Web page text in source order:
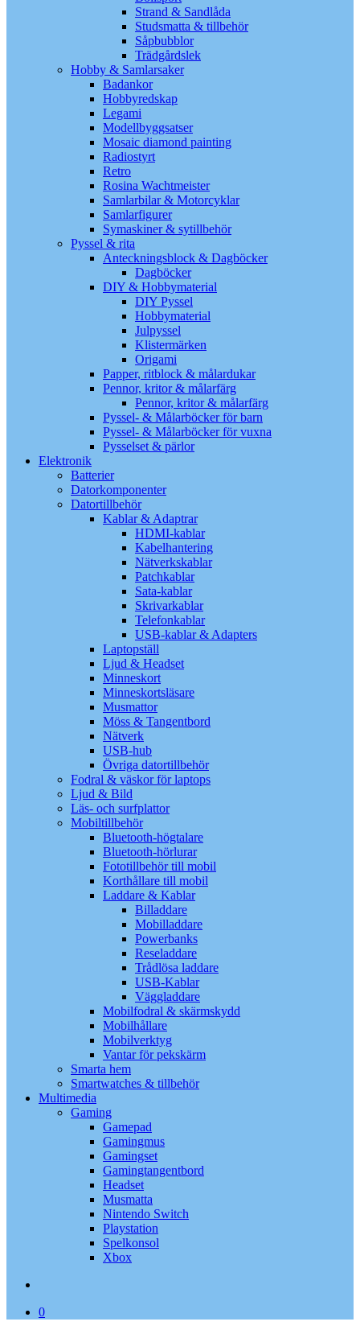
Strand & Sandlåda
Studsmatta & tillbehör
Såpbubblor
Trädgårdslek
Hobby & Samlarsaker
Badankor
Hobbyredskap
Legami
Modellbyggsatser
Mosaic diamond painting
Radiostyrt
Retro
Rosina Wachtmeister
Samlarbilar & Motorcyklar
Samlarfigurer
Symaskiner & sytillbehör
Pyssel & rita
Anteckningsblock & Dagböcker
Dagböcker
DIY & Hobbymaterial
DIY Pyssel
Hobbymaterial
Julpyssel
Klistermärken
Origami
Papper, ritblock & målardukar
Pennor, kritor & målarfärg
Pennor, kritor & målarfärg
Pyssel- & Målarböcker för barn
Pyssel- & Målarböcker för vuxna
Pysselset & pärlor
Elektronik
Batterier
Datorkomponenter
Datortillbehör
Kablar & Adaptrar
HDMI-kablar
Kabelhantering
Nätverkskablar
Patchkablar
Sata-kablar
Skrivarkablar
Telefonkablar
USB-kablar & Adapters
Laptopställ
Ljud & Headset
Minneskort
Minneskortsläsare
Musmattor
Möss & Tangentbord
Nätverk
USB-hub
Övriga datortillbehör
Fodral & väskor för laptops
Ljud & Bild
Läs- och surfplattor
Mobiltillbehör
Bluetooth-högtalare
Bluetooth-hörlurar
Fototillbehör till mobil
Korthållare till mobil
Laddare & Kablar
Billaddare
Mobilladdare
Powerbanks
Reseladdare
Trådlösa laddare
USB-Kablar
Väggladdare
Mobilfodral & skärmskydd
Mobilhållare
Mobilverktyg
Vantar för pekskärm
Smarta hem
Smartwatches & tillbehör
Multimedia
Gaming
Gamepad
Gamingmus
Gamingset
Gamingtangentbord
Headset
Musmatta
Nintendo Switch
Playstation
Spelkonsol
Xbox
0